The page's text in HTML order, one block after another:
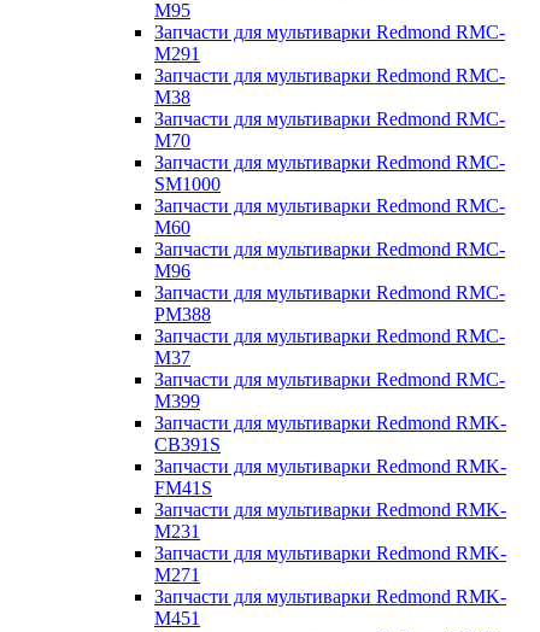
M95
Запчасти для мультиварки Redmond RMC-
M291
Запчасти для мультиварки Redmond RMC-
M38
Запчасти для мультиварки Redmond RMC-
M70
Запчасти для мультиварки Redmond RMC-
SM1000
Запчасти для мультиварки Redmond RMC-
M60
Запчасти для мультиварки Redmond RMC-
M96
Запчасти для мультиварки Redmond RMC-
PM388
Запчасти для мультиварки Redmond RMC-
M37
Запчасти для мультиварки Redmond RMC-
M399
Запчасти для мультиварки Redmond RMK-
CB391S
Запчасти для мультиварки Redmond RMK-
FM41S
Запчасти для мультиварки Redmond RMK-
M231
Запчасти для мультиварки Redmond RMK-
M271
Запчасти для мультиварки Redmond RMK-
M451